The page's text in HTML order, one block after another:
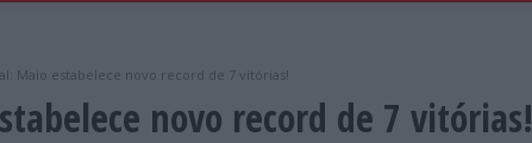
Maio estabelece novo record de 7 vitórias!
novo record de 7 vitórias!